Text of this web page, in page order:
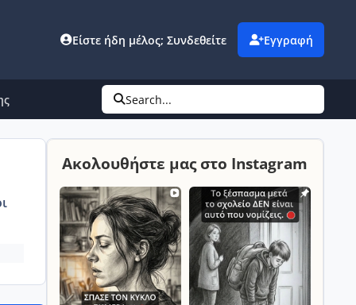
Είστε ήδη μέλος; Συνδεθείτε Εγγραφή
Search...
Ακολουθήστε μας στο Instagram